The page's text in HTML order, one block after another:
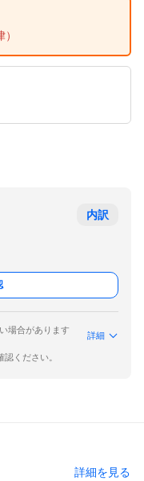
内訳
場合があります
詳細
ください。
詳細を見る